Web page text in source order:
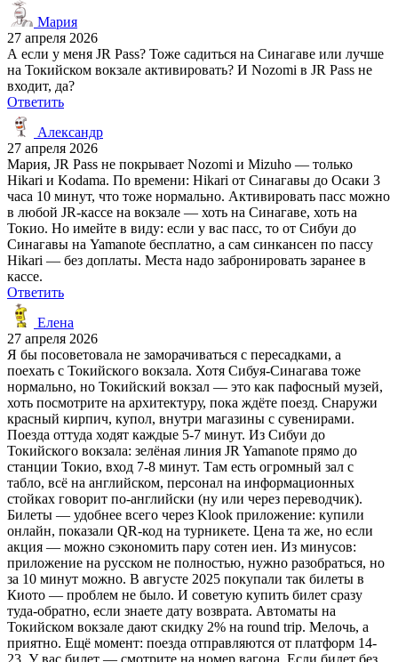
Мария
27 апреля 2026
А если у меня JR Pass? Тоже садиться на Синагаве или лучше
на Токийском вокзале активировать? И Nozomi в JR Pass не
входит, да?
Ответить
Александр
27 апреля 2026
Мария, JR Pass не покрывает Nozomi и Mizuho — только
Hikari и Kodama. По времени: Hikari от Синагавы до Осаки 3
часа 10 минут, что тоже нормально. Активировать пасс можно
в любой JR-кассе на вокзале — хоть на Синагаве, хоть на
Токио. Но имейте в виду: если у вас пасс, то от Сибуи до
Синагавы на Yamanote бесплатно, а сам синкансен по пассу
Hikari — без доплаты. Места надо забронировать заранее в
кассе.
Ответить
Елена
27 апреля 2026
Я бы посоветовала не заморачиваться с пересадками, а
поехать с Токийского вокзала. Хотя Сибуя-Синагава тоже
нормально, но Токийский вокзал — это как пафосный музей,
хоть посмотрите на архитектуру, пока ждёте поезд. Снаружи
красный кирпич, купол, внутри магазины с сувенирами.
Поезда оттуда ходят каждые 5-7 минут. Из Сибуи до
Токийского вокзала: зелёная линия JR Yamanote прямо до
станции Токио, вход 7-8 минут. Там есть огромный зал с
табло, всё на английском, персонал на информационных
стойках говорит по-английски (ну или через переводчик).
Билеты — удобнее всего через Klook приложение: купили
онлайн, показали QR-код на турникете. Цена та же, но если
акция — можно сэкономить пару сотен иен. Из минусов:
приложение на русском не полностью, нужно разобраться, но
за 10 минут можно. В августе 2025 покупали так билеты в
Киото — проблем не было. И советую купить билет сразу
туда-обратно, если знаете дату возврата. Автоматы на
Токийском вокзале дают скидку 2% на round trip. Мелочь, а
приятно. Ещё момент: поезда отправляются от платформ 14-
23. У вас билет — смотрите на номер вагона. Если билет без